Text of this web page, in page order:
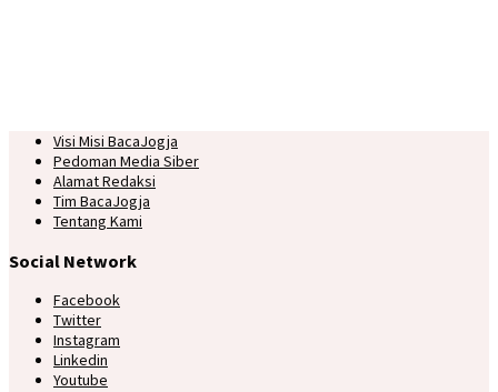
Visi Misi BacaJogja
Pedoman Media Siber
Alamat Redaksi
Tim BacaJogja
Tentang Kami
Social Network
Facebook
Twitter
Instagram
Linkedin
Youtube